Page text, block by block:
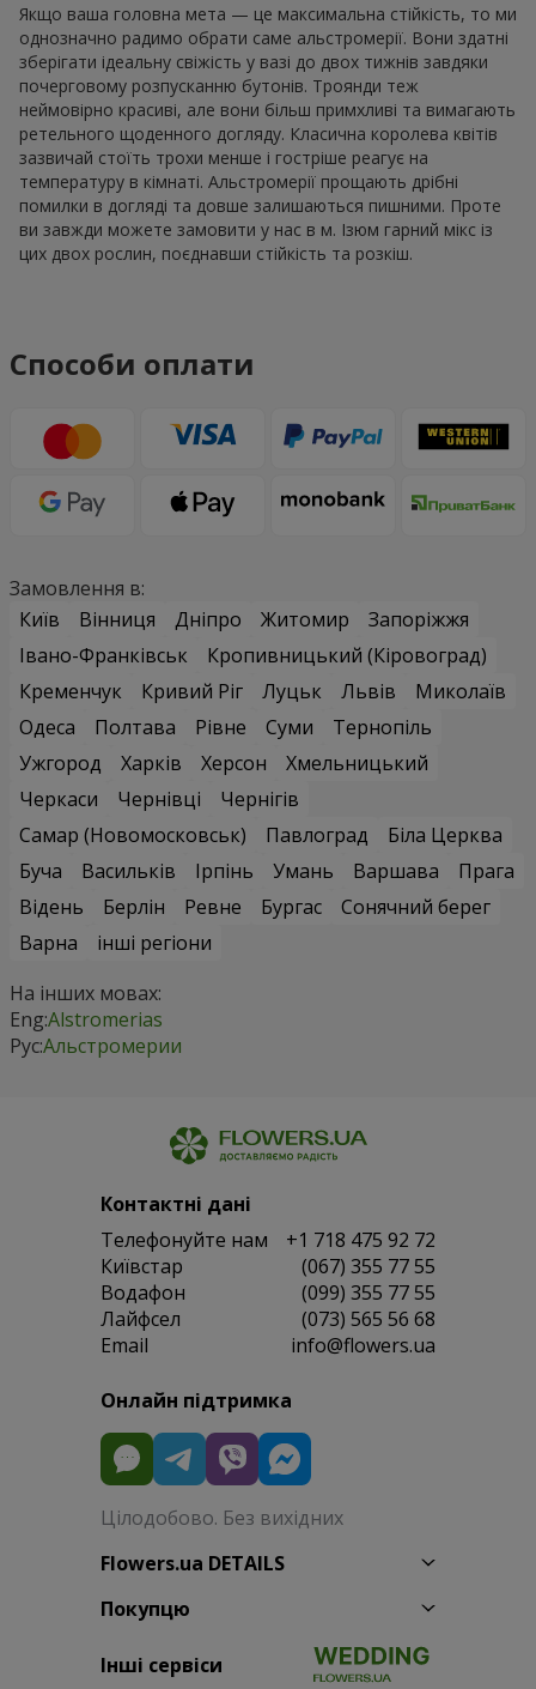
Якщо ваша головна мета — це максимальна стійкість, то ми
однозначно радимо обрати саме альстромерії. Вони здатні
зберігати ідеальну свіжість у вазі до двох тижнів завдяки
почерговому розпусканню бутонів. Троянди теж
неймовірно красиві, але вони більш примхливі та вимагають
ретельного щоденного догляду. Класична королева квітів
зазвичай стоїть трохи менше і гостріше реагує на
температуру в кімнаті. Альстромерії прощають дрібні
помилки в догляді та довше залишаються пишними. Проте
ви завжди можете замовити у нас в м. Ізюм гарний мікс із
цих двох рослин, поєднавши стійкість та розкіш.
Способи оплати
Замовлення в:
Київ
Вінниця Дніпро Житомир
Запоріжжя
Івано-Франківськ
Кропивницький (Кіровоград)
Кременчук
Кривий Ріг Луцьк Львів
Миколаїв
Одеса
Полтава Рівне Суми
Тернопіль
Ужгород
Харків Херсон
Хмельницький
Черкаси
Чернівці
Чернігів
Самар (Новомосковськ)
Павлоград
Біла Церква
Буча
Васильків Ірпінь Умань Варшава
Прага
Відень
Берлін Ревне Бургас
Сонячний берег
Варна
інші регіони
На інших мовах:
Eng:Alstromerias
Рус:Альстромерии
Контактні дані
Телефонуйте нам
+1 718 475 92 72
Київстар
(067) 355 77 55
Водафон
(099) 355 77 55
Лайфсел
(073) 565 56 68
Email
info@flowers.ua
Онлайн підтримка
Цілодобово. Без вихідних
Flowers.ua DETAILS
Покупцю
Інші сервіси